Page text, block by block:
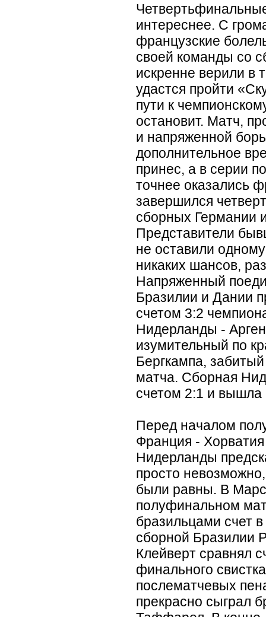
интереснее. С
французские
своей команды со
искренне верили в
удастся пройти «
пути к
остановит. Матч,
и напряженной
дополнительное
принес, а в серии
точнее оказались
завершился
сборных Германии
Представители
не оставили
никаких шансов,
Напряженный
Бразилии и Дании
счетом 3:2
Нидерланды -
изумительный по
Бергкампа,
матча. Сборная
счетом 2:1 и
Перед началом
Франция -
Нидерланды
просто
были равны. В
полуфинальном
бразильцами счет
сборной Бразилии
Клейверт сравнял
финального
послематчевых
прекрасно сыграл